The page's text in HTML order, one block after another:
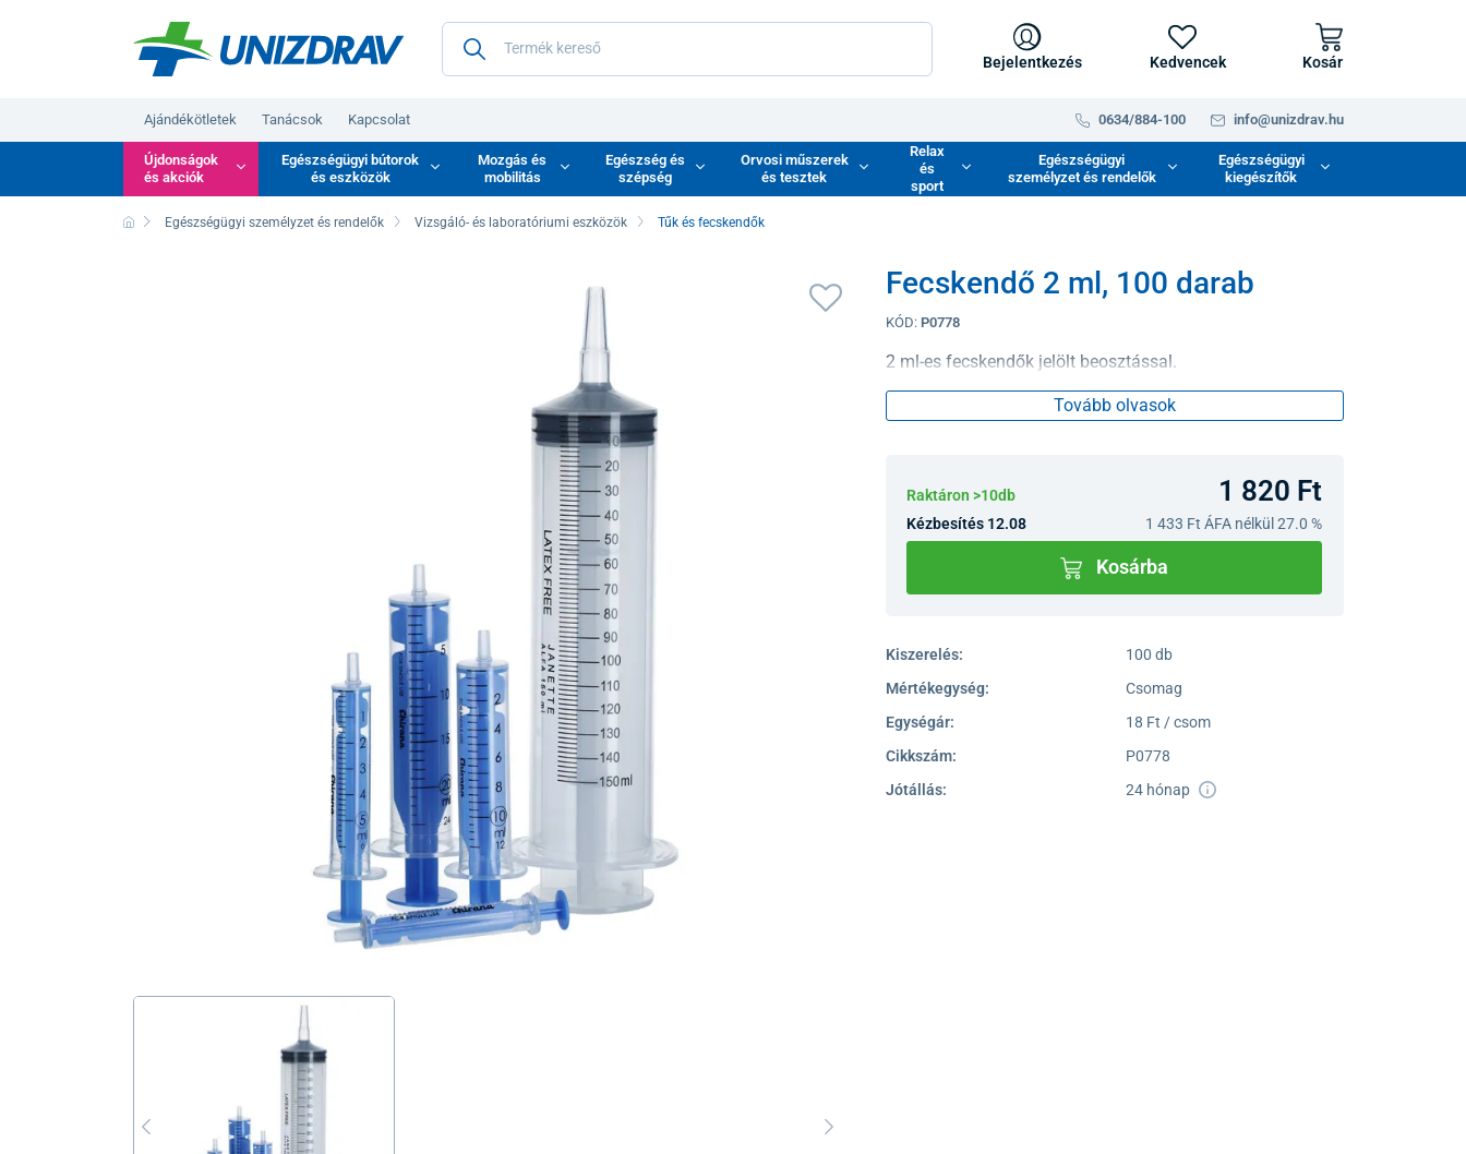
Bejelentkezés Kedvencek Kosár
Ajándékötletek Tanácsok Kapcsolat 0634/884-100 info@unizdrav.hu
Újdonságok
és akciók
Egészségügyi bútorok
és eszközök
Mozgás és
mobilitás
Egészség és
szépség
Orvosi műszerek
és tesztek
Relax
és
sport
Egészségügyi
személyzet és rendelők
Egészségügyi
kiegészítők
Egészségügyi személyzet és rendelők Vizsgáló- és laboratóriumi eszközök Tűk és fecskendők
Fecskendő 2 ml, 100 darab
KÓD: P0778
2 ml-es fecskendők jelölt beosztással.
Tovább olvasok
Raktáron >10db 1 820 Ft
Kézbesítés 12.08 1 433 Ft ÁFA nélkül 27.0 %
Kosárba
Kiszerelés:
100 db
Mértékegység:
Csomag
Egységár:
18 Ft / csom
Cikkszám:
P0778
Jótállás:
24 hónap